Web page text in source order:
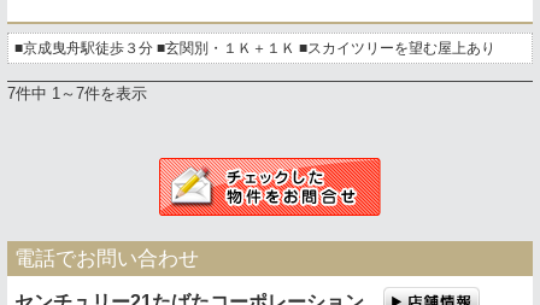
■京成曳舟駅徒歩３分 ■玄関別・１Ｋ＋１Ｋ ■スカイツリーを望む屋上あり
7件中 1～7件を表示
電話でお問い合わせ